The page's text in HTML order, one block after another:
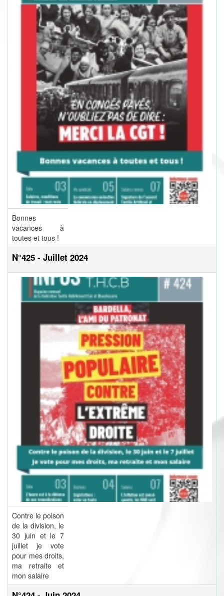
Bonnes
vacances à
toutes et tous !
N°425 - Juillet 2024
Contre le poison
de la division, le
30 juin et le 7
juillet je vote
pour mes droits,
ma retraite et
mon salaire